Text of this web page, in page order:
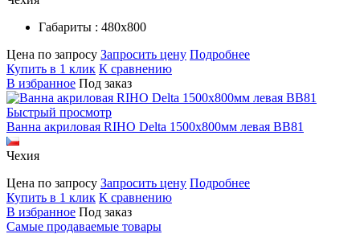
Габариты : 480х800
Цена по запросу Запросить цену Подробнее
Купить в 1 клик К сравнению
В избранное Под заказ
Быстрый просмотр
Ванна акриловая RIHO Delta 1500x800мм левая BB81
Чехия
Цена по запросу Запросить цену Подробнее
Купить в 1 клик К сравнению
В избранное Под заказ
Самые продаваемые товары